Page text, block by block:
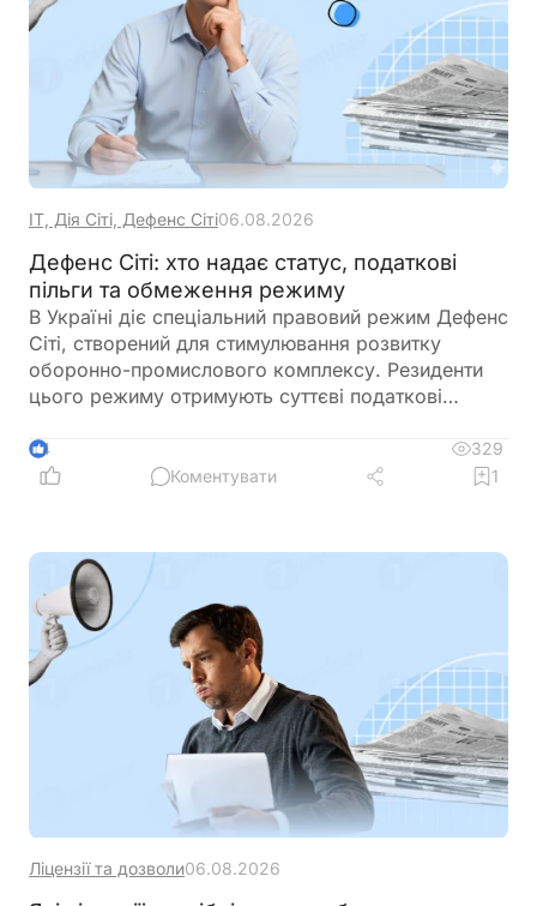
ІТ, Дія Сіті, Дефенс Сіті06.08.2026
Дефенс Сіті: хто надає статус, податкові
пільги та обмеження режиму
В Україні діє спеціальний правовий режим Дефенс
Сіті, створений для стимулювання розвитку
оборонно-промислового комплексу. Резиденти
цього режиму отримують суттєві податкові
цільового використання прибутку, обмеження на
виплату дивідендів та інвестиційні правила.
4
329
Коментувати
1
Ліцензії та дозволи06.08.2026